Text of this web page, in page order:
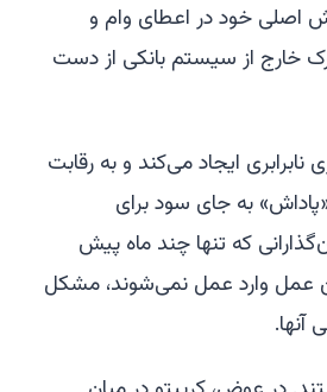
اصلی خود در اعطای وام و
خارج از سیستم بانکی از دست
ایجاد می‌کند و به رقابت
به جای سود برای
که تنها چند ماه پیش
عمل وارد عمل نمی‌شوند، مشکل